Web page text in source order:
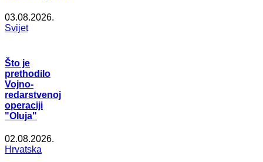
03.08.2026.
Svijet
Što je
prethodilo
Vojno-
redarstvenoj
operaciji
"Oluja"
02.08.2026.
Hrvatska